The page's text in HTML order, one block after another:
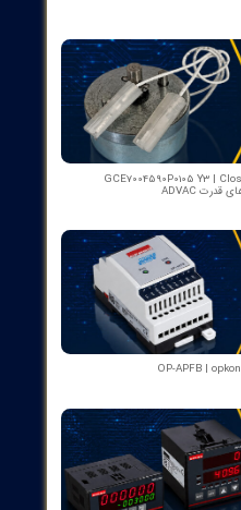
رله گازی بوخهلتس ترانسفورماتور مایر (Albert MAIER) مدل MBP 3
کنتاکت لاله ای ( پنچه گربه ای ) دژنگتور VD4 ای‌بی‌بی ساخت ایتالیا
- مناسب برای تیپ‌های 12 تا 24 کیلوولت، 1250 آمپر | کد فنی